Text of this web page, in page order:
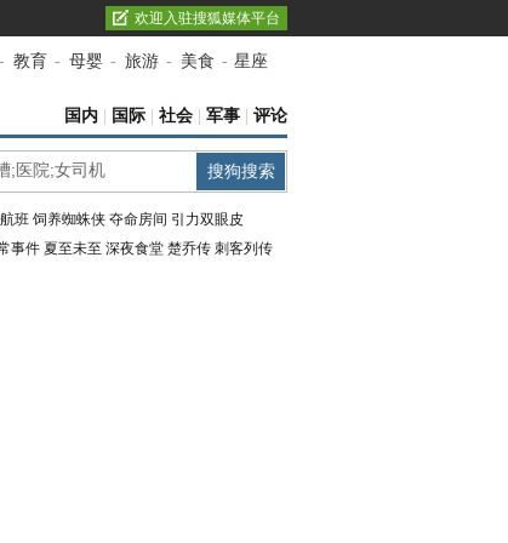
欢迎入驻搜狐媒体平台
- 教育 - 母婴 - 旅游 - 美食 - 星座
国内 国际 社会 军事 评论
班 饲养蜘蛛侠 夺命房间 引力双眼皮
事件 夏至未至 深夜食堂 楚乔传 刺客列传